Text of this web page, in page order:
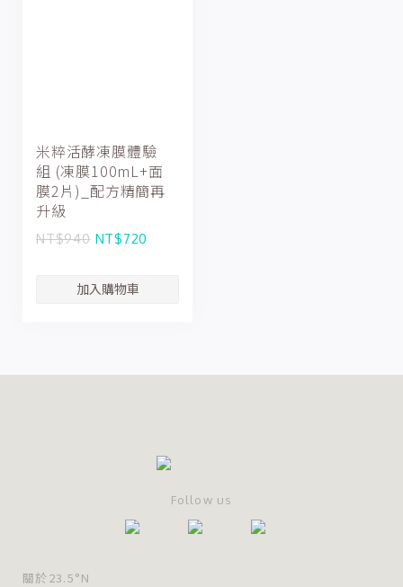
米粹活酵凍膜體驗
組 (凍膜100mL+面
膜2片)_配方精簡再
升級
NT$940 NT$720
Follow us
關於23.5°N